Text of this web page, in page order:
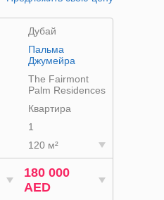
Дубай
Пальма
Джумейра
The Fairmont
Palm Residences
Квартира
1
120 м²
180 000
AED